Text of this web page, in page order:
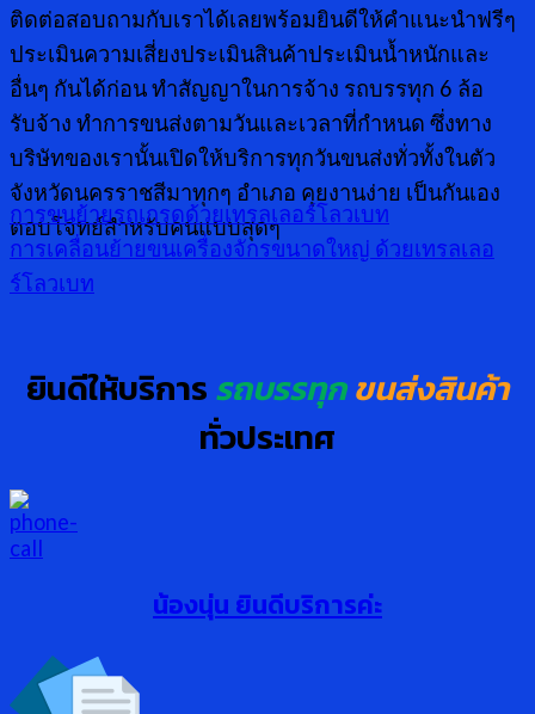
ติดต่อสอบถามกับเราได้เลยพร้อมยินดีให้คำแนะนำฟรีๆ
ประเมินความเสี่ยงประเมินสินค้าประเมินน้ำหนักและ
อื่นๆ กันได้ก่อน ทำสัญญาในการจ้าง รถบรรทุก 6 ล้อ
รับจ้าง ทำการขนส่งตามวันและเวลาที่กำหนด ซึ่งทาง
บริษัทของเรานั้นเปิดให้บริการทุกวันขนส่งทั่วทั้งในตัว
จังหวัดนครราชสีมาทุกๆ อำเภอ คุยงานง่าย เป็นกันเอง
ตอบโจทย์สำหรับคนแบบสุดๆ
การขนย้ายรถเกรดด้วยเทรลเลอร์โลวเบท
การเคลื่อนย้ายขนเครื่องจักรขนาดใหญ่ ด้วยเทรลเลอ
ร์โลวเบท
ยินดีให้บริการรถบรรทุกขนส่งสินค้า
ทั่วประเทศ
น้องนุ่น ยินดีบริการค่ะ